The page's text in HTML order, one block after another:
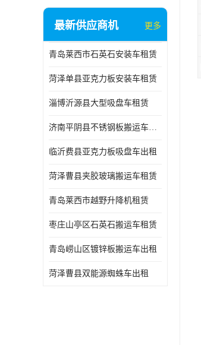
最新供应商机 更多
青岛莱西市石英石安装车租赁
菏泽单县亚克力板安装车租赁
淄博沂源县大型吸盘车租赁
济南平阴县不锈钢板搬运车出租
临沂费县亚克力板吸盘车出租
菏泽曹县夹胶玻璃搬运车租赁
青岛莱西市越野升降机租赁
枣庄山亭区石英石搬运车租赁
青岛崂山区镀锌板搬运车出租
菏泽曹县双能源蜘蛛车出租